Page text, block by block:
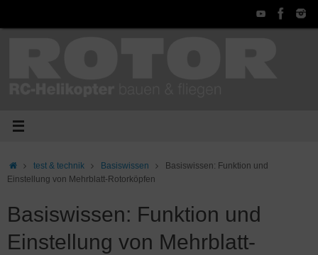
Starttest & technik Basiswissen
Basiswissen: Funktion und
Einstellung von Mehrblatt-Rotorköpfen
Basiswissen: Funktion und
Einstellung von Mehrblatt-